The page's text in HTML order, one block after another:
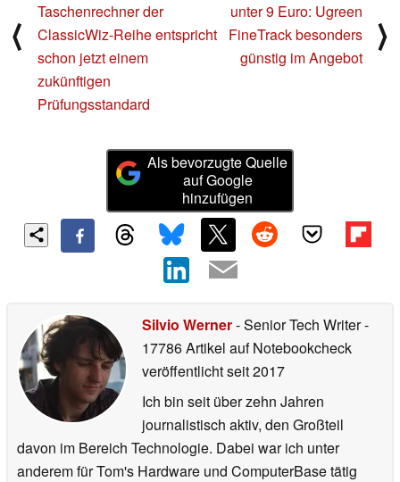
⟨
Taschenrechner der
ClassicWiz-Reihe entspricht
schon jetzt einem
zukünftigen
Prüfungsstandard
unter 9 Euro: Ugreen
FineTrack besonders
günstig im Angebot
⟩
Als bevorzugte Quelle
auf Google
hinzufügen
Silvio Werner- Senior Tech Writer-
17786 Artikel auf Notebookcheck
veröffentlichtseit 2017
Ich bin seit über zehn Jahren
journalistisch aktiv, den Großteil
davon im Bereich Technologie. Dabei war ich unter
anderem für Tom's Hardware und ComputerBase tätig